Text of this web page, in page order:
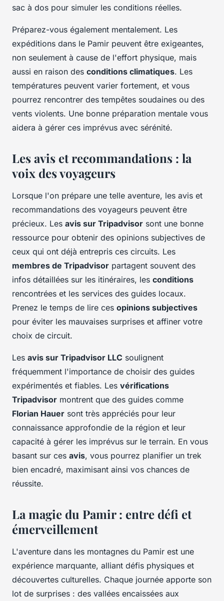
sac à dos pour simuler les conditions réelles.
Préparez-vous également mentalement. Les
expéditions dans le Pamir peuvent être exigeantes,
non seulement à cause de l'effort physique, mais
aussi en raison des conditions climatiques. Les
températures peuvent varier fortement, et vous
pourrez rencontrer des tempêtes soudaines ou des
vents violents. Une bonne préparation mentale vous
aidera à gérer ces imprévus avec sérénité.
Les avis et recommandations : la
voix des voyageurs
Lorsque l'on prépare une telle aventure, les avis et
recommandations des voyageurs peuvent être
précieux. Les avis sur Tripadvisor sont une bonne
ressource pour obtenir des opinions subjectives de
ceux qui ont déjà entrepris ces circuits. Les
membres de Tripadvisor partagent souvent des
infos détaillées sur les itinéraires, les conditions
rencontrées et les services des guides locaux.
Prenez le temps de lire ces opinions subjectives
pour éviter les mauvaises surprises et affiner votre
choix de circuit.
Les avis sur Tripadvisor LLC soulignent
fréquemment l'importance de choisir des guides
expérimentés et fiables. Les vérifications
Tripadvisor montrent que des guides comme
Florian Hauer sont très appréciés pour leur
connaissance approfondie de la région et leur
capacité à gérer les imprévus sur le terrain. En vous
basant sur ces avis, vous pourrez planifier un trek
bien encadré, maximisant ainsi vos chances de
réussite.
La magie du Pamir : entre défi et
émerveillement
L'aventure dans les montagnes du Pamir est une
expérience marquante, alliant défis physiques et
découvertes culturelles. Chaque journée apporte son
lot de surprises : des vallées encaissées aux